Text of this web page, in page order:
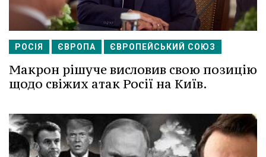
РОСІЯ ЄВРОПА ЄВРОПЕЙСЬКИЙ СОЮЗ
Макрон рішуче висловив свою позицію
щодо свіжих атак Росії на Київ.